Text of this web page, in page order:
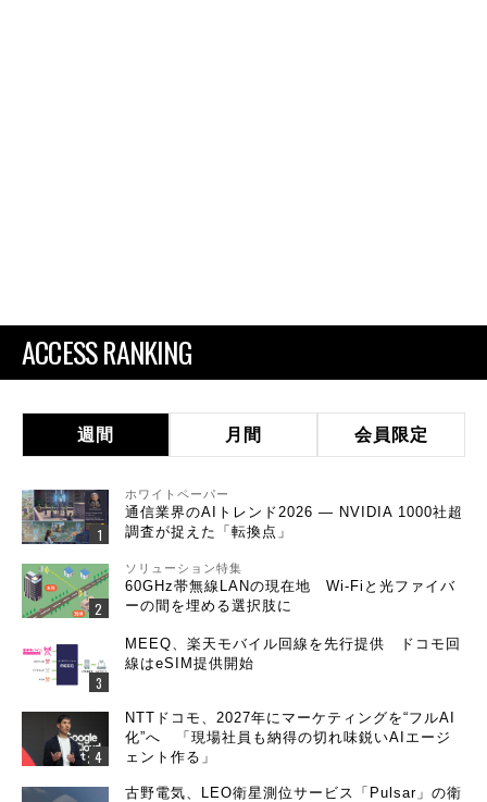
ACCESS RANKING
週間 月間 会員限定
ホワイトペーパー
通信業界のAIトレンド2026 ― NVIDIA 1000社超
調査が捉えた「転換点」
ソリューション特集
60GHz帯無線LANの現在地 Wi-Fiと光ファイバ
ーの間を埋める選択肢に
MEEQ、楽天モバイル回線を先行提供 ドコモ回
線はeSIM提供開始
NTTドコモ、2027年にマーケティングを“フルAI
化”へ 「現場社員も納得の切れ味鋭いAIエージ
ェント作る」
古野電気、LEO衛星測位サービス「Pulsar」の衛